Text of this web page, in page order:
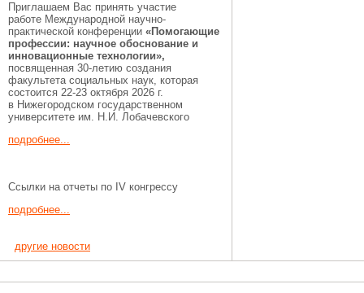
Приглашаем Вас принять участие
работе Международной научно-
практической конференции «Помогающие
профессии: научное обоснование и
инновационные технологии»,
посвященная 30-летию создания
факультета социальных наук, которая
состоится 22-23 октября 2026 г.
в Нижегородском государственном
университете им. Н.И. Лобачевского
подробнее...
Ссылки на отчеты по IV конгрессу
подробнее...
другие новости